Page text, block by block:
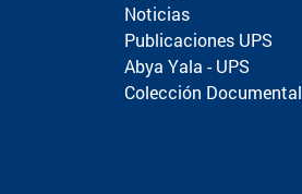
Noticias
Publicaciones UPS
Abya Yala - UPS
Colección Documental